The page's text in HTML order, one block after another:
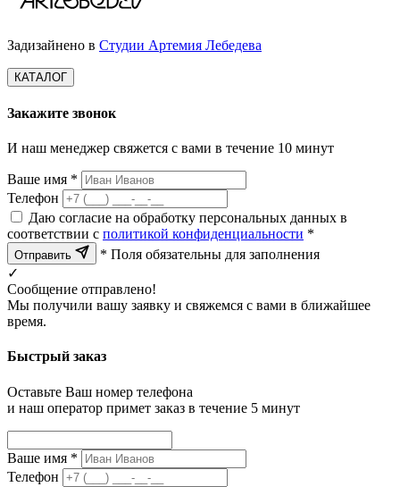
Задизайнено в Студии Артемия Лебедева
КАТАЛОГ
Закажите звонок
И наш менеджер свяжется с вами в течение 10 минут
Ваше имя *
Телефон
Даю согласие на обработку персональных данных в
соответствии с политикой конфиденциальности *
Отправить
* Поля обязательны для заполнения
✓
Сообщение отправлено!
Мы получили вашу заявку и свяжемся с вами в ближайшее
время.
Быстрый заказ
Оставьте Ваш номер телефона
и наш оператор примет заказ в течение 5 минут
Ваше имя *
Телефон